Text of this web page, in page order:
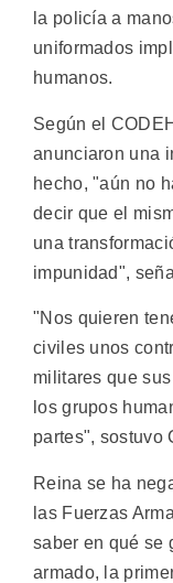
la policía a
uniformados
humanos.
Según el
anunciaron una
hecho, "aún no
decir que el
una
impunidad",
"Nos quieren
civiles unos
militares que
los grupos
partes", sostuvo
Reina se ha
las Fuerzas
saber en qué se
armado, la